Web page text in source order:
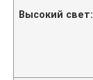
Высокий свет: